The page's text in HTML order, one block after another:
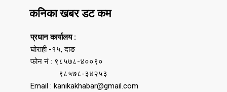
कनिका खबर डट कम
प्रधान कार्यालय :
घोराही -१५, दाङ
फोन नं : ९८५७८-४००९०
९८५७८-३४२५३
Email : kanikakhabar@gmail.com